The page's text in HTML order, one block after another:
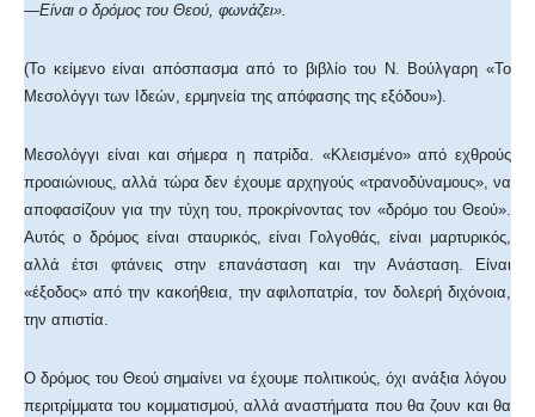
—Είναι ο δρόμος του Θεού, φωνάζει».
(Το κείμενο είναι απόσπασμα από το βιβλίο του Ν. Βούλγαρη «Το
Μεσολόγγι των Ιδεών, ερμηνεία της απόφασης της εξόδου»).
Μεσολόγγι είναι και σήμερα η πατρίδα. «Κλεισμένο» από εχθρούς
προαιώνιους, αλλά τώρα δεν έχουμε αρχηγούς «τρανοδύναμους», να
αποφασίζουν για την τύχη του, προκρίνοντας τον «δρόμο του Θεού».
Αυτός ο δρόμος είναι σταυρικός, είναι Γολγοθάς, είναι μαρτυρικός,
αλλά έτσι φτάνεις στην επανάσταση και την Ανάσταση. Είναι
«έξοδος» από την κακοήθεια, την αφιλοπατρία, τον δολερή διχόνοια,
την απιστία.
Ο δρόμος του Θεού σημαίνει να έχουμε πολιτικούς, όχι ανάξια λόγου
περιτρίμματα του κομματισμού, αλλά αναστήματα που θα ζουν και θα